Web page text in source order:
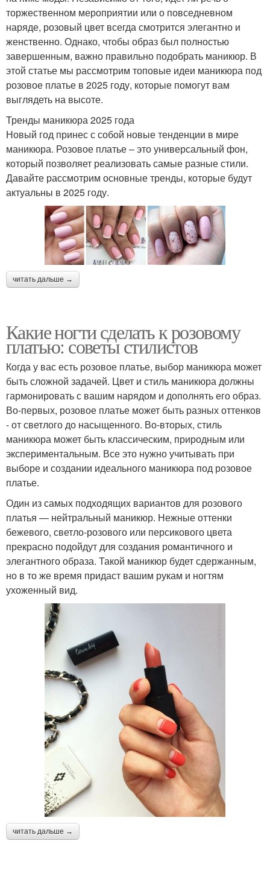
торжественном мероприятии или о повседневном
наряде, розовый цвет всегда смотрится элегантно и
женственно. Однако, чтобы образ был полностью
завершенным, важно правильно подобрать маникюр. В
этой статье мы рассмотрим топовые идеи маникюра под
розовое платье в 2025 году, которые помогут вам
выглядеть на высоте.
Тренды маникюра 2025 года
Новый год принес с собой новые тенденции в мире
маникюра. Розовое платье – это универсальный фон,
который позволяет реализовать самые разные стили.
Давайте рассмотрим основные тренды, которые будут
актуальны в 2025 году.
читать дальше →
Какие ногти сделать к розовому
платью: советы стилистов
Когда у вас есть розовое платье, выбор маникюра может
быть сложной задачей. Цвет и стиль маникюра должны
гармонировать с вашим нарядом и дополнять его образ.
Во-первых, розовое платье может быть разных оттенков
- от светлого до насыщенного. Во-вторых, стиль
маникюра может быть классическим, природным или
экспериментальным. Все это нужно учитывать при
выборе и создании идеального маникюра под розовое
платье.
Один из самых подходящих вариантов для розового
платья — нейтральный маникюр. Нежные оттенки
бежевого, светло-розового или персикового цвета
прекрасно подойдут для создания романтичного и
элегантного образа. Такой маникюр будет сдержанным,
но в то же время придаст вашим рукам и ногтям
ухоженный вид.
читать дальше →